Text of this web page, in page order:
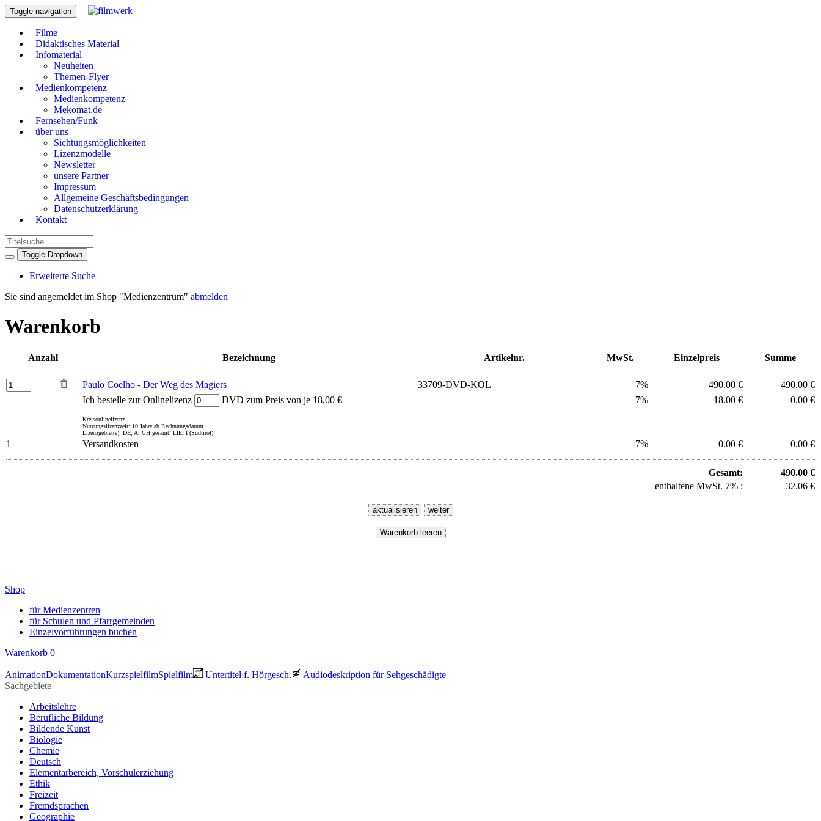
Toggle navigation
Filme
Didaktisches Material
Infomaterial
Neuheiten
Themen-Flyer
Medienkompetenz
Medienkompetenz
Mekomat.de
Fernsehen/Funk
über uns
Sichtungsmöglichkeiten
Lizenzmodelle
Newsletter
unsere Partner
Impressum
Allgemeine Geschäftsbedingungen
Datenschutzerklärung
Kontakt
Toggle Dropdown
Erweiterte Suche
Sie sind angemeldet im Shop "Medienzentrum" abmelden
Warenkorb
Anzahl Bezeichnung Artikelnr. MwSt. Einzelpreis Summe
Paulo Coelho - Der Weg des Magiers 33709-DVD-KOL 7% 490.00 €
490.00 €
Ich bestelle zur Onlinelizenz
DVD zum Preis von je 18,00 € 7% 18.00 € 0.00 €
Kreisonlinelizenz
Nutzungslizenzzeit: 10 Jahre ab Rechnungsdatum
Lizenzgebiet(e): DE, A, CH gesamt, LIE, I (Südtirol)
1 Versandkosten 7% 0.00 € 0.00 €
Gesamt:
490.00 €
enthaltene MwSt. 7% :
32.06 €
Shop
für Medienzentren
für Schulen und Pfarrgemeinden
Einzelvorführungen buchen
Warenkorb 0
AnimationDokumentationKurzspielfilmSpielfilm Untertitel f. Hörgesch.
Audiodeskription für Sehgeschädigte
Sachgebiete
Arbeitslehre
Berufliche Bildung
Bildende Kunst
Biologie
Chemie
Deutsch
Elementarbereich, Vorschulerziehung
Ethik
Freizeit
Fremdsprachen
Geographie